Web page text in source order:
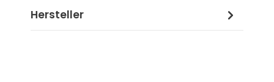
Hersteller